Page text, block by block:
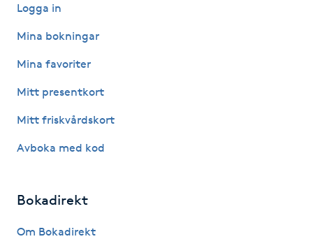
Hårborttagning
Hårförlängning
Logga in
Mina bokningar
Mina favoriter
Mitt presentkort
Mitt friskvårdskort
Avboka med kod
Bokadirekt
Om Bokadirekt